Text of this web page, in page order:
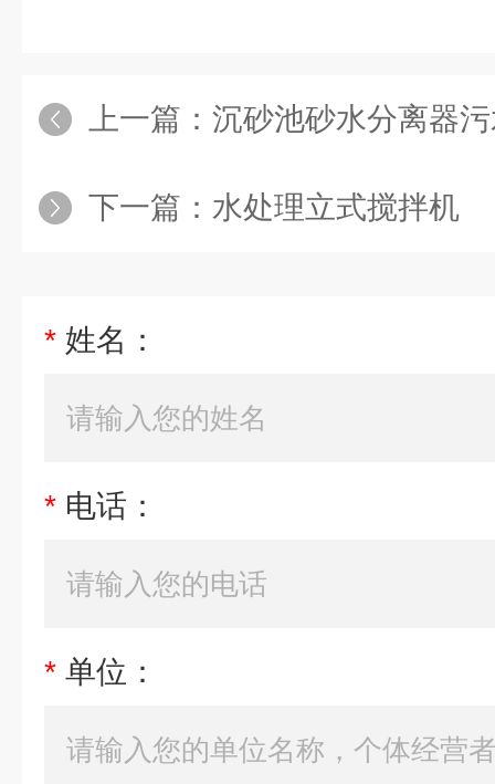
上一篇： 沉砂池砂水分离器
下一篇： 水处理立式搅拌机
* 姓名：
* 电话：
* 单位：